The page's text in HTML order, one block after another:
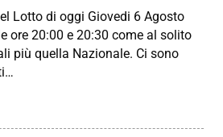
Lotto di oggi Giovedi 6 Agosto
ore 20:00 e 20:30 come al solito
più quella Nazionale. Ci sono